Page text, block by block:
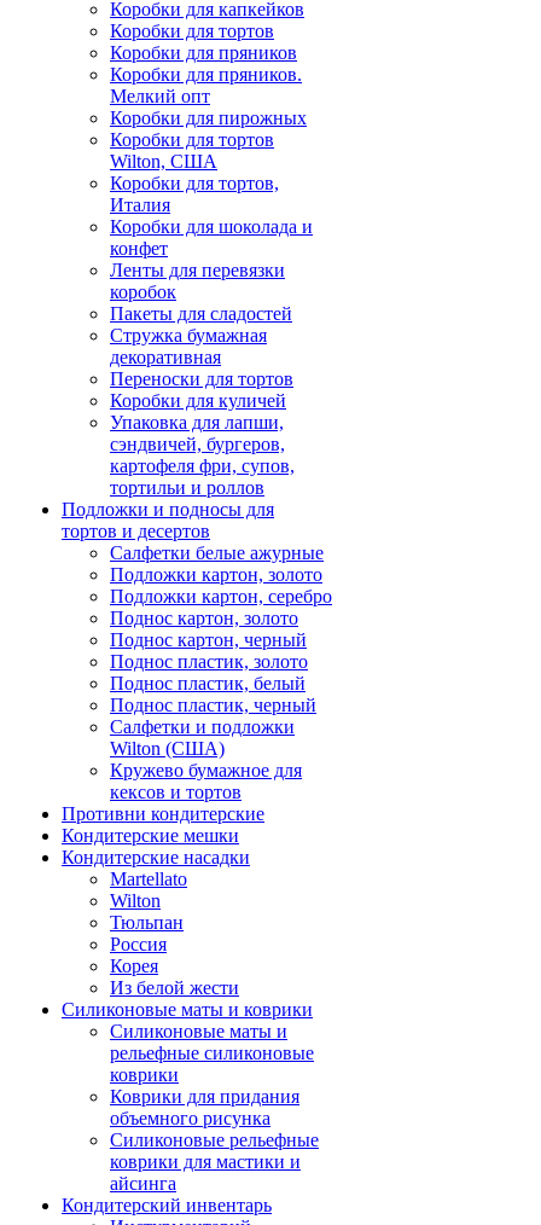
Коробки для капкейков
Коробки для тортов
Коробки для пряников
Коробки для пряников.
Мелкий опт
Коробки для пирожных
Коробки для тортов
Wilton, США
Коробки для тортов,
Италия
Коробки для шоколада и
конфет
Ленты для перевязки
коробок
Пакеты для сладостей
Стружка бумажная
декоративная
Переноски для тортов
Коробки для куличей
Упаковка для лапши,
сэндвичей, бургеров,
картофеля фри, супов,
тортильи и роллов
Подложки и подносы для
тортов и десертов
Салфетки белые ажурные
Подложки картон, золото
Подложки картон, серебро
Поднос картон, золото
Поднос картон, черный
Поднос пластик, золото
Поднос пластик, белый
Поднос пластик, черный
Салфетки и подложки
Wilton (США)
Кружево бумажное для
кексов и тортов
Противни кондитерские
Кондитерские мешки
Кондитерские насадки
Martellato
Wilton
Тюльпан
Россия
Корея
Из белой жести
Силиконовые маты и коврики
Силиконовые маты и
рельефные силиконовые
коврики
Коврики для придания
объемного рисунка
Силиконовые рельефные
коврики для мастики и
айсинга
Кондитерский инвентарь